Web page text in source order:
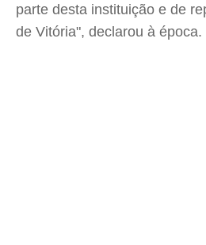
parte desta instituição e de
de Vitória", declarou à época.